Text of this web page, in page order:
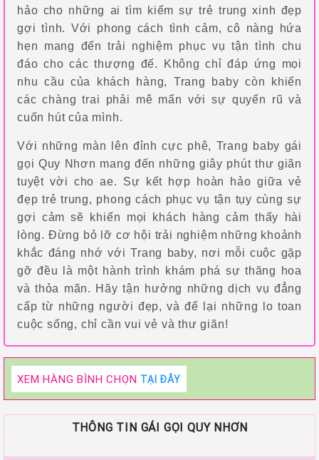
hảo cho những ai tìm kiếm sự trẻ trung xinh đẹp
gợi tình. Với phong cách tình cảm, cô nàng hứa
hẹn mang đến trải nghiệm phục vụ tận tình chu
đáo cho các thượng đế. Không chỉ đáp ứng mọi
nhu cầu của khách hàng, Trang baby còn khiến
các chàng trai phải mê mẩn với sự quyến rũ và
cuốn hút của mình.
Với những màn lên đỉnh cực phê, Trang baby gái
gọi Quy Nhơn mang đến những giây phút thư giãn
tuyệt vời cho ae. Sự kết hợp hoàn hảo giữa vẻ
đẹp trẻ trung, phong cách phục vụ tận tụy cùng sự
gợi cảm sẽ khiến mọi khách hàng cảm thấy hài
lòng. Đừng bỏ lỡ cơ hội trải nghiệm những khoảnh
khắc đáng nhớ với Trang baby, nơi mỗi cuộc gặp
gỡ đều là một hành trình khám phá sự thăng hoa
và thỏa mãn. Hãy tận hưởng những dịch vụ đẳng
cấp từ những người đẹp, và để lại những lo toan
cuộc sống, chỉ cần vui vẻ và thư giãn!
XEM HÀNG BÌNH CHỌN TẠI ĐÂY
THÔNG TIN GÁI GỌI QUY NHƠN